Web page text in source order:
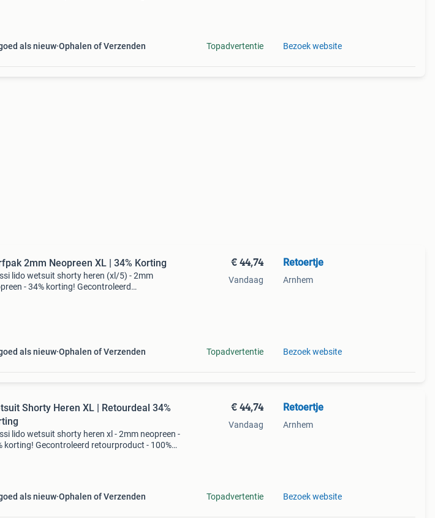
als nieuw Ophalen of Verzenden Topadvertentie Bezoek website
2mm Neopreen XL | 34% Korting
lido wetsuit shorty heren (xl/5) - 2mm
- 34% korting! Gecontroleerd
als nieuw Ophalen of Verzenden
€ 44,74
Vandaag
Topadvertentie
Retoertje
Arnhem
Bezoek website
Shorty Heren XL | Retourdeal 34%
lido wetsuit shorty heren xl - 2mm neopreen -
korting! Gecontroleerd retourproduct - 100%
als nieuw Ophalen of Verzenden
€ 44,74
Vandaag
Topadvertentie
Retoertje
Arnhem
Bezoek website